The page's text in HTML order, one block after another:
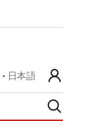
日本語